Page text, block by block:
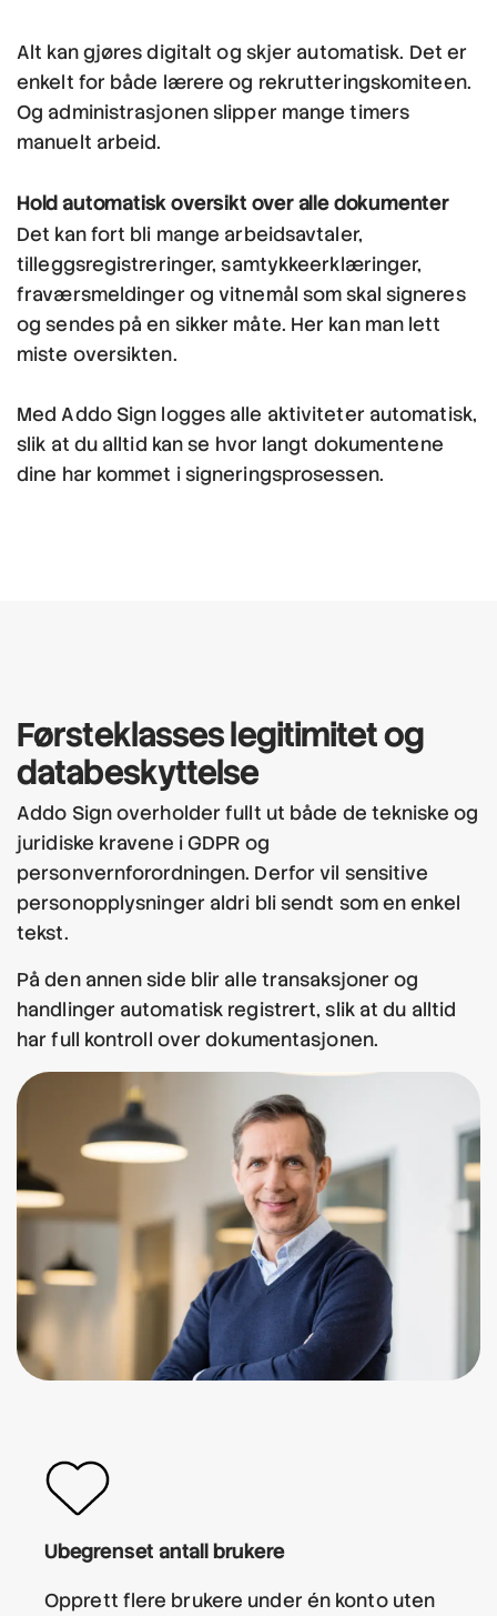
Alt kan gjøres digitalt og skjer automatisk. Det er
enkelt for både lærere og rekrutteringskomiteen.
Og administrasjonen slipper mange timers
manuelt arbeid.
Hold automatisk oversikt over alle dokumenter
Det kan fort bli mange arbeidsavtaler,
tilleggsregistreringer, samtykkeerklæringer,
fraværsmeldinger og vitnemål som skal signeres
og sendes på en sikker måte. Her kan man lett
miste oversikten.
Med Addo Sign logges alle aktiviteter automatisk,
slik at du alltid kan se hvor langt dokumentene
dine har kommet i signeringsprosessen.
Førsteklasseslegitimitetog
databeskyttelse
Addo Sign overholder fullt ut både de tekniske og
juridiske kravene i GDPR og
personvernforordningen. Derfor vil sensitive
personopplysninger aldri bli sendt som en enkel
tekst.
På den annen side blir alle transaksjoner og
handlinger automatisk registrert, slik at du alltid
har full kontroll over dokumentasjonen.
Ubegrenset antall brukere
Opprett flere brukere under én konto uten